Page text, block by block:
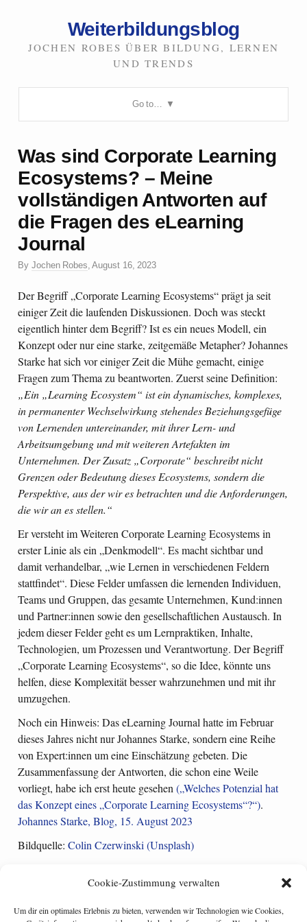
Cookie-Zustimmung verwalten
Um dir ein optimales Erlebnis zu bieten, verwenden wir Technologien wie Cookies,
Weiterbildungsblog
JOCHEN ROBES ÜBER BILDUNG, LERNEN
UND TRENDS
Go to…
Was sind Corporate Learning
Ecosystems? – Meine
vollständigen Antworten auf
die Fragen des eLearning
Journal
By Jochen Robes,August 16, 2023
Der Begriff „Corporate Learning Ecosystems“ prägt ja seit
einiger Zeit die laufenden Diskussionen. Doch was steckt
eigentlich hinter dem Begriff? Ist es ein neues Modell, ein
Konzept oder nur eine starke, zeitgemäße Metapher? Johannes
Starke hat sich vor einiger Zeit die Mühe gemacht, einige
Fragen zum Thema zu beantworten. Zuerst seine Definition:
„Ein „Learning Ecosystem“ ist ein dynamisches, komplexes,
in permanenter Wechselwirkung stehendes Beziehungsgefüge
von Lernenden untereinander, mit ihrer Lern- und
Arbeitsumgebung und mit weiteren Artefakten im
Unternehmen. Der Zusatz „Corporate“ beschreibt nicht
Grenzen oder Bedeutung dieses Ecosystems, sondern die
Perspektive, aus der wir es betrachten und die Anforderungen,
die wir an es stellen.“
Er versteht im Weiteren Corporate Learning Ecosystems in
erster Linie als ein „Denkmodell“. Es macht sichtbar und
damit verhandelbar, „wie Lernen in verschiedenen Feldern
stattfindet“. Diese Felder umfassen die lernenden Individuen,
Teams und Gruppen, das gesamte Unternehmen, Kund:innen
und Partner:innen sowie den gesellschaftlichen Austausch. In
jedem dieser Felder geht es um Lernpraktiken, Inhalte,
Technologien, um Prozessen und Verantwortung. Der Begriff
„Corporate Learning Ecosystems“, so die Idee, könnte uns
helfen, diese Komplexität besser wahrzunehmen und mit ihr
umzugehen.
Noch ein Hinweis: Das eLearning Journal hatte im Februar
dieses Jahres nicht nur Johannes Starke, sondern eine Reihe
von Expert:innen um eine Einschätzung gebeten. Die
Zusammenfassung der Antworten, die schon eine Weile
vorliegt, habe ich erst heute gesehen(„Welches Potenzial hat
das Konzept eines „Corporate Learning Ecosystems“?“).
Johannes Starke, Blog, 15. August 2023
Bildquelle:Colin Czerwinski (Unsplash)
Categories:corporate learning